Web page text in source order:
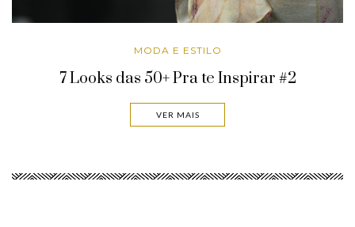
MODA E ESTILO
7 Looks das 50+ Pra te Inspirar #2
VER MAIS